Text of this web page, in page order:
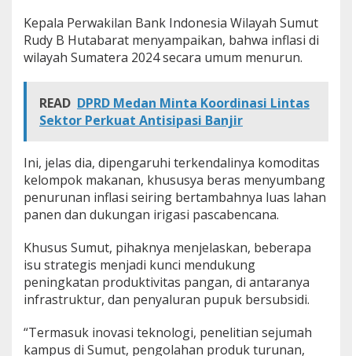
Kepala Perwakilan Bank Indonesia Wilayah Sumut
Rudy B Hutabarat menyampaikan, bahwa inflasi di
wilayah Sumatera 2024 secara umum menurun.
READ DPRD Medan Minta Koordinasi Lintas
Sektor Perkuat Antisipasi Banjir
Ini, jelas dia, dipengaruhi terkendalinya komoditas
kelompok makanan, khususya beras menyumbang
penurunan inflasi seiring bertambahnya luas lahan
panen dan dukungan irigasi pascabencana.
Khusus Sumut, pihaknya menjelaskan, beberapa
isu strategis menjadi kunci mendukung
peningkatan produktivitas pangan, di antaranya
infrastruktur, dan penyaluran pupuk bersubsidi.
“Termasuk inovasi teknologi, penelitian sejumah
kampus di Sumut, pengolahan produk turunan,